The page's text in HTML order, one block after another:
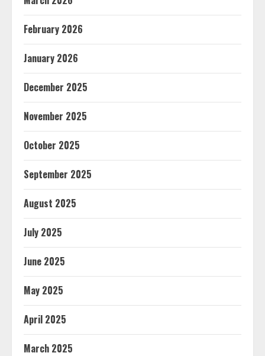
February 2026
January 2026
December 2025
November 2025
October 2025
September 2025
August 2025
July 2025
June 2025
May 2025
April 2025
March 2025